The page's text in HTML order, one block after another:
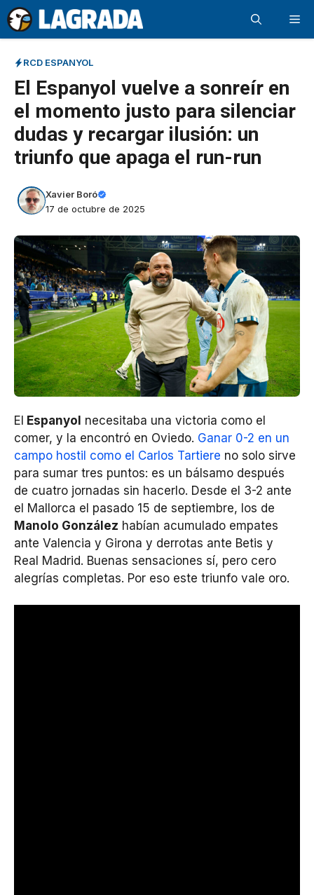
Saltar
al
contenido
RCD ESPANYOL
El Espanyol vuelve a sonreír en
el momento justo para silenciar
dudas y recargar ilusión: un
triunfo que apaga el run-run
Xavier Boró
17 de octubre de 2025
El Espanyol necesitaba una victoria como el
comer, y la encontró en Oviedo. Ganar 0-2 en un
campo hostil como el Carlos Tartiere no solo sirve
para sumar tres puntos: es un bálsamo después
de cuatro jornadas sin hacerlo. Desde el 3-2 ante
el Mallorca el pasado 15 de septiembre, los de
Manolo González habían acumulado empates
ante Valencia y Girona y derrotas ante Betis y
Real Madrid. Buenas sensaciones sí, pero cero
alegrías completas. Por eso este triunfo vale oro.